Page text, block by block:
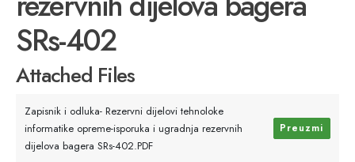
SRs-402
Attached Files
Zapisnik i odluka- Rezervni dijelovi tehnoloke
informatike opreme-isporuka i ugradnja rezervnih
dijelova bagera SRs-402.PDF
Preuzmi